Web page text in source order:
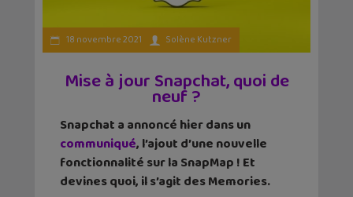
18 novembre 2021 Solène Kutzner
Mise à jour Snapchat, quoi de
neuf ?
Snapchat a annoncé hier dans un
communiqué, l’ajout d’une nouvelle
fonctionnalité sur la SnapMap ! Et
devines quoi, il s’agit des Memories.